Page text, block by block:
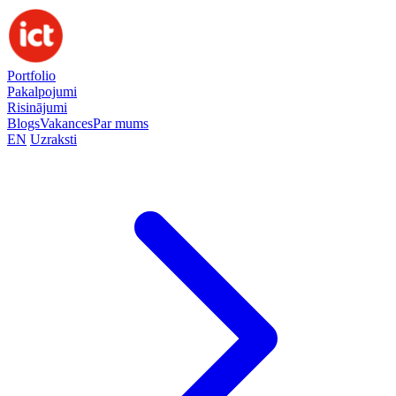
Portfolio
Pakalpojumi
Risinājumi
BlogsVakancesPar mums
EN Uzraksti